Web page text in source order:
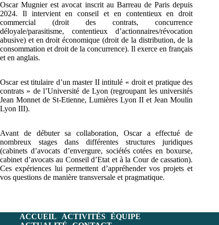
Oscar Mugnier est avocat inscrit au Barreau de Paris depuis
2024. Il intervient en conseil et en contentieux en droit
commercial (droit des contrats, concurrence
déloyale/parasitisme, contentieux d’actionnaires/révocation
abusive) et en droit économique (droit de la distribution, de la
consommation et droit de la concurrence). Il exerce en français
et en anglais.
Oscar est titulaire d’un master II intitulé « droit et pratique des
contrats » de l’Université de Lyon (regroupant les universités
Jean Monnet de St-Etienne, Lumières Lyon II et Jean Moulin
Lyon III).
Avant de débuter sa collaboration, Oscar a effectué de
nombreux stages dans différentes structures juridiques
(cabinets d’avocats d’envergure, sociétés cotées en boxurse,
cabinet d’avocats au Conseil d’Etat et à la Cour de cassation).
Ces expériences lui permettent d’appréhender vos projets et
vos questions de manière transversale et pragmatique.
ACCUEIL ACTIVITÉS ÉQUIPE